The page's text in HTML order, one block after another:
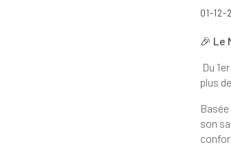
01-12-
🎉 Le
Du
plus
Basée
son